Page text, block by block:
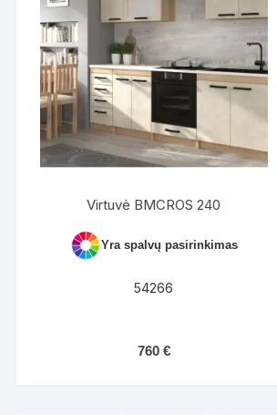
Virtuvė BMCROS 240
Yra spalvų pasirinkimas
54266
760 €